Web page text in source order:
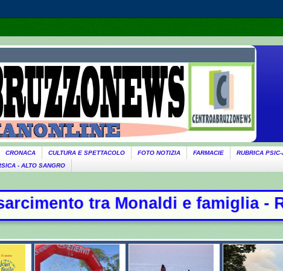
CRONACA CULTURA E SPETTACOLO FOTO NOTIZIA FARMACIE RUBRICA PSIC-
- ALTO SANGRO
e famiglia - Raid